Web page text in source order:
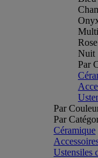
Nuit
Par
Par
Par
Céramique
Ustensiles